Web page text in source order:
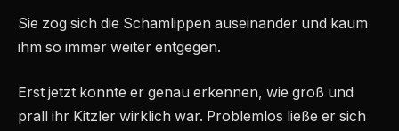
Sie zog sich die Schamlippen auseinander und kaum
ihm so immer weiter entgegen.
Erst jetzt konnte er genau erkennen, wie groß und
prall ihr Kitzler wirklich war. Problemlos ließe er sich